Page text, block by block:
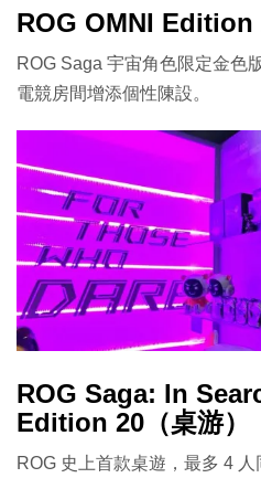
ROG OMNI Edition
ROG Saga 宇宙角色限定金色
電競房間增添個性陳設。
ROG Saga: In
Edition 20（桌游）
ROG 史上首款桌遊，最多 4